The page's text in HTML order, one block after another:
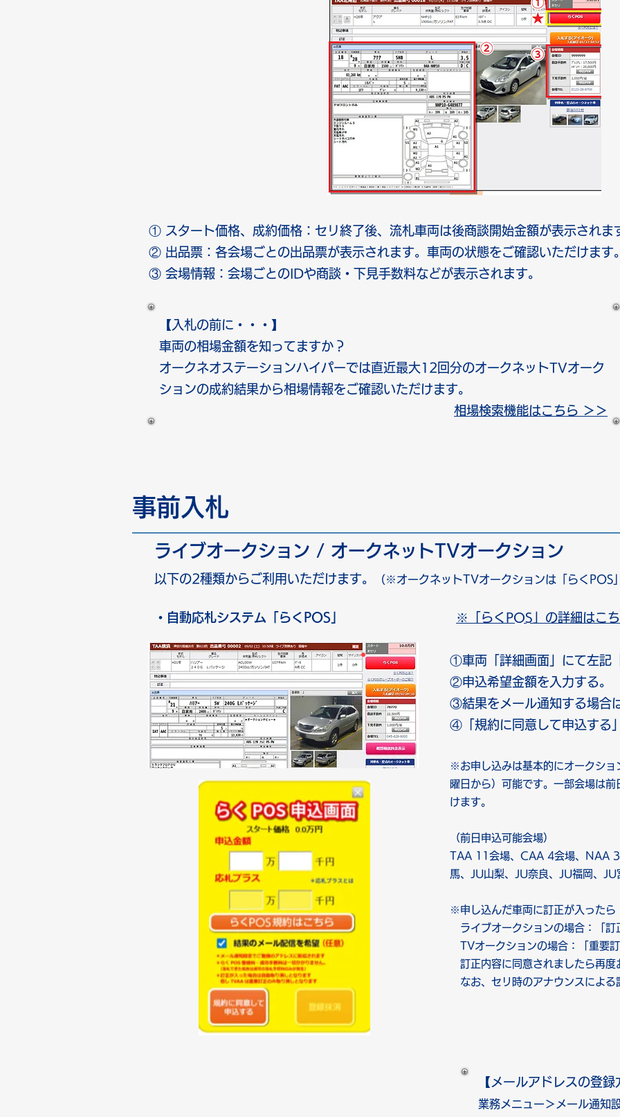
① スタート価格、成約価格：セリ終了後、流札車両は後商談開始金額が表示されま
② 出品票：各会場ごとの出品票が表示されます。車両の状態をご確認いただけます
③ 会場情報：会場ごとのIDや商談・下見手数料などが表示されます。
【入札の前に・・・】
​車両の相場金額を知ってますか？
​オークネオステーションハイパーでは直近最大12回分のオークネットTVオーク
ションの成約結果から相場情報をご確認いただけます。
相場検索機能はこちら ＞＞
事前入札
ライブオークション / オークネットTVオークション
以下の2種類からご利用いただけます。 （※オークネットTVオークションは「らくPOS
・自動応札システム「らくPOS」 ※「らくPOS」の詳細はこ
①車両「詳細画面」にて左記
②申込希望金額を入力する。
③結果をメール通知する場合
④「規約に同意して申込する
※お申し込みは基本的にオークシ
曜日から）可能です。 一部会場は前
けます。
（前日申込可能会場）
TAA 11会場、CAA 4会場、NAA
馬、JU山梨、JU奈良、JU福岡、JU
※申し込んだ車両に訂正が入ったら
ライブオークションの場合：「訂
TVオークションの場合：「重要
訂正内容に同意されましたら再度
なお、セリ時のアナウンスによる
業務メニュー＞メール通知
【メールアドレスの登録